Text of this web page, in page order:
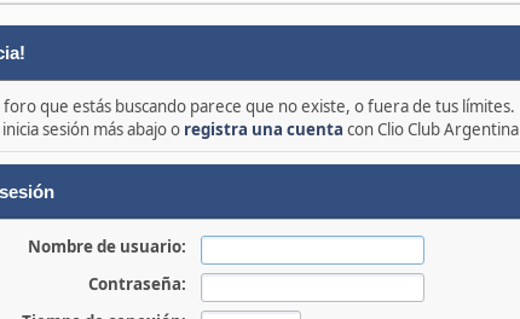
foro que estás buscando parece que no existe, o fuera de tus límites.
sesión más abajo o registra una cuenta con Clio Club Argentina
Nombre de usuario:
Contraseña: